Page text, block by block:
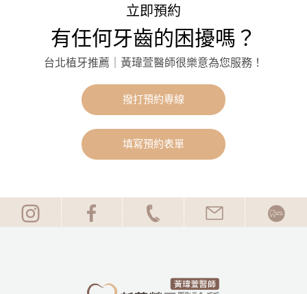
立即預約
有任何牙齒的困擾嗎？
台北植牙推薦｜黃瑋萱醫師很樂意為您服務！
撥打預約專線
填寫預約表單